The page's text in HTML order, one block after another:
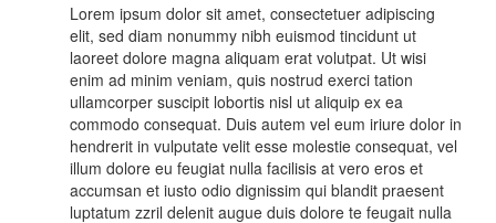
Lorem ipsum dolor sit amet, consectetuer adipiscing
elit, sed diam nonummy nibh euismod tincidunt ut
laoreet dolore magna aliquam erat volutpat. Ut wisi
enim ad minim veniam, quis nostrud exerci tation
ullamcorper suscipit lobortis nisl ut aliquip ex ea
commodo consequat. Duis autem vel eum iriure dolor in
hendrerit in vulputate velit esse molestie consequat, vel
illum dolore eu feugiat nulla facilisis at vero eros et
accumsan et iusto odio dignissim qui blandit praesent
luptatum zzril delenit augue duis dolore te feugait nulla